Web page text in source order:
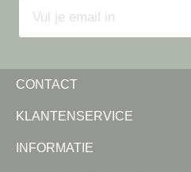
CONTACT
KLANTENSERVICE
INFORMATIE